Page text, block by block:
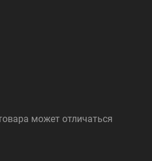
может отличаться